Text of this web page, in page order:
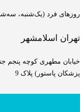
روزهای فرد (یک‌شنبه، سه‌شنبه و
تهران اسلامشهر
خیابان مطهری کوچه پنجم
پزشکان پاستور) پلاک 9